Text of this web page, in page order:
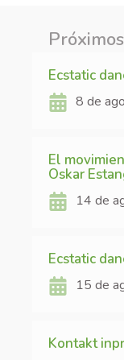
Ecstatic
8 de
El
Oskar
14 de
Ecstatic
15 de
Kontakt